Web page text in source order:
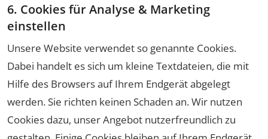
6. Cookies für Analyse & Marketing
einstellen
Unsere Website verwendet so genannte Cookies.
Dabei handelt es sich um kleine Textdateien, die mit
Hilfe des Browsers auf Ihrem Endgerät abgelegt
werden. Sie richten keinen Schaden an. Wir nutzen
Cookies dazu, unser Angebot nutzerfreundlich zu